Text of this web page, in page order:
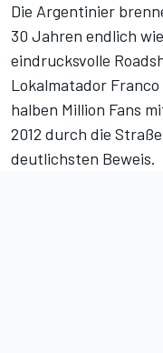
Die Argentinier
30 Jahren endlich
eindrucksvolle
Lokalmatador
halben Million Fans
2012 durch die
deutlichsten Beweis.